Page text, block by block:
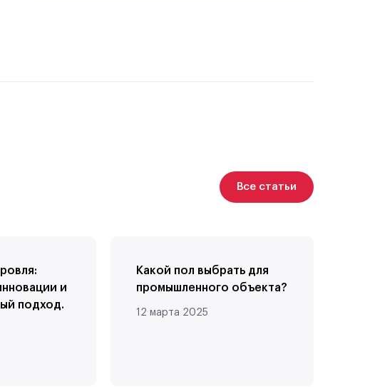
Все статьи
и
подход.
Какой пол выбрать для
промышленного объекта?
12 марта 2025